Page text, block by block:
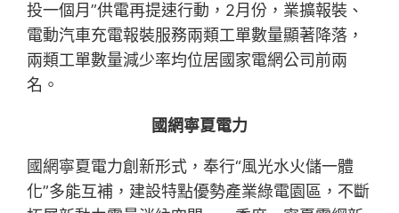
投一個月”供電再提速行動，2月份，業擴報裝、
電動汽車充電報裝服務兩類工單數量顯著降落，
兩類工單數量減少率均位居國家電網公司前兩
名。
國網寧夏電力
國網寧夏電力創新形式，奉行“風光水火儲一體
化”多能互補，建設特點優勢產業綠電園區，不斷